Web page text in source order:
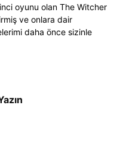
oyunu olan The Witcher
ve onlara dair
daha önce sizinle